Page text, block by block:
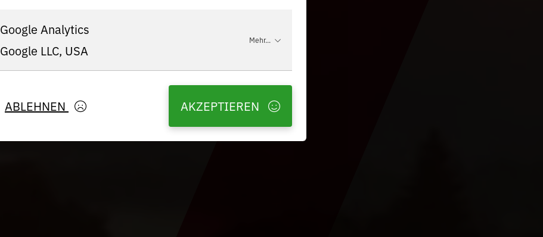
Google Analytics
Google LLC, USA
Mehr...
ABLEHNEN AKZEPTIEREN